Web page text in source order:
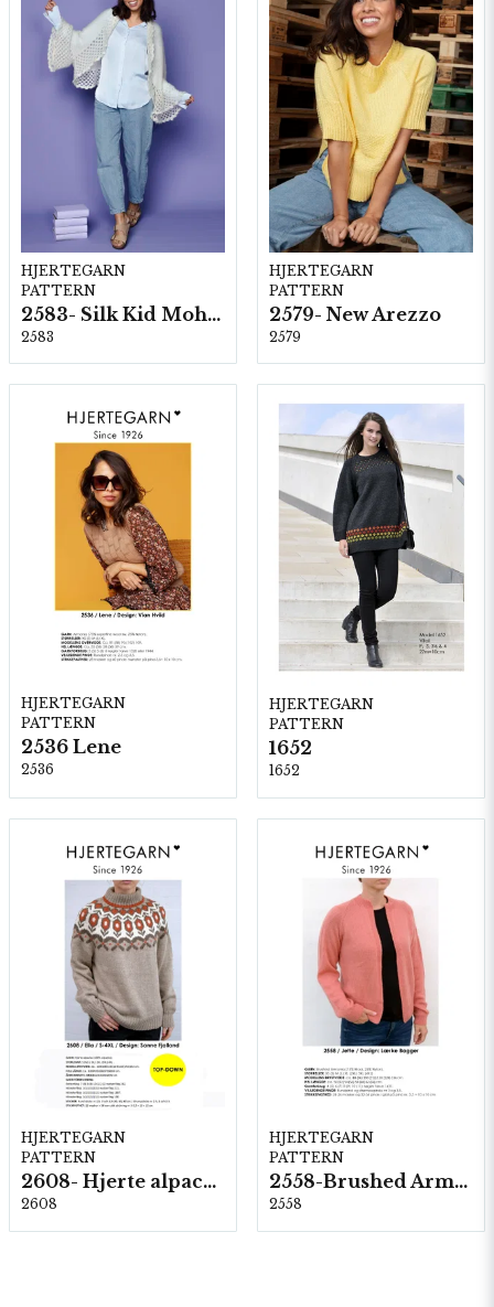
HJERTEGARN
PATTERN
2583- Silk Kid Mohair
2583
HJERTEGARN
PATTERN
2579- New Arezzo
2579
HJERTEGARN
PATTERN
2536 Lene
2536
HJERTEGARN
PATTERN
1652
1652
HJERTEGARN
PATTERN
2608- Hjerte alpacka
2608
HJERTEGARN
PATTERN
2558-Brushed Armonia
2558